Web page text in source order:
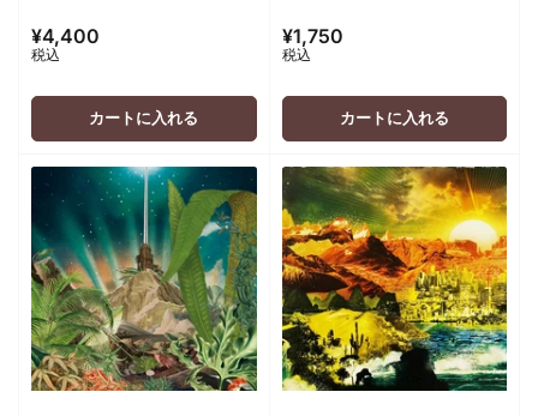
通
常
価
¥4,400
税込
カートに入れる
通
常
価
¥1,750
税込
カートに入れる